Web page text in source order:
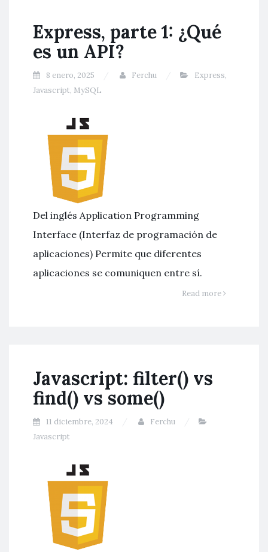
Express, parte 1: ¿Qué
es un API?
8 enero, 2025 Ferchu Express,
Javascript, MySQL
Del inglés Application Programming
Interface (Interfaz de programación de
aplicaciones) Permite que diferentes
aplicaciones se comuniquen entre sí.
Read more
Javascript: filter() vs
find() vs some()
11 diciembre, 2024
Ferchu
Javascript